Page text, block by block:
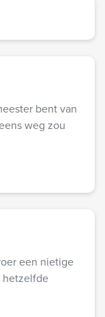
bent van
weg zou
een nietige
hetzelfde